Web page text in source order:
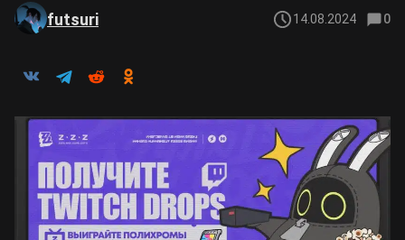
Gothic 1 Remake
Crimson Desert
Zenless Zone Zero
Билды Zenless Zone Zero
Билды Neverness to Everness
Билды Arknights: Endfield
Билды Wuthering Waves
Аниме
Фильмы и сериалы
futsuri 14.08.2024 0